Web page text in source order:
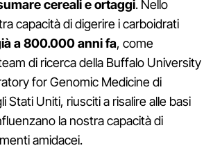
cereali e ortaggi. Nello
capacità di digerire i carboidrati
a 800.000 anni fa, come
di ricerca della Buffalo University
for Genomic Medicine di
Stati Uniti, riusciti a risalire alle basi
la nostra capacità di
amidacei.